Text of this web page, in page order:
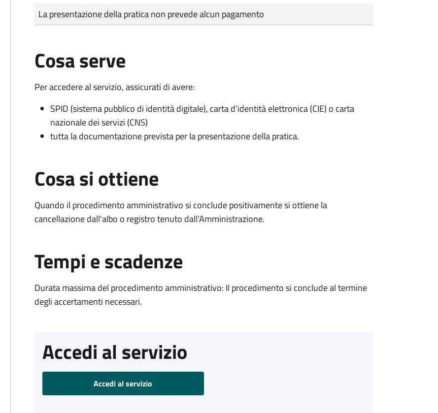
Tipo di pagamento
Importo
La presentazione della pratica non prevede alcun pagamento
Cosa serve
Per accedere al servizio, assicurati di avere:
SPID (sistema pubblico di identità digitale), carta d’identità elettronica (CIE) o carta
nazionale dei servizi (CNS)
tutta la documentazione prevista per la presentazione della pratica.
Cosa si ottiene
Quando il procedimento amministrativo si conclude positivamente si ottiene la
cancellazione dall'albo o registro tenuto dall'Amministrazione.
Tempi e scadenze
Durata massima del procedimento amministrativo: Il procedimento si conclude al termine
degli accertamenti necessari.
Accedi al servizio
Accedi al servizio